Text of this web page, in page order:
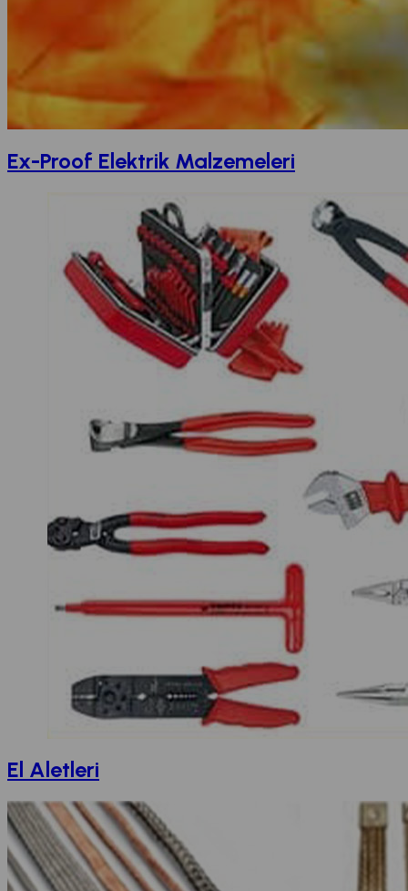
Ex-Proof Elektrik Malzemeleri
El Aletleri